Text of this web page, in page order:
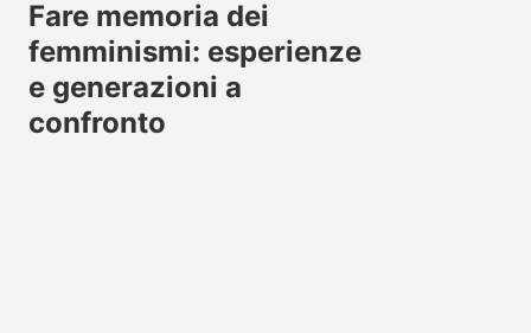
Fare memoria dei
femminismi: esperienze
e generazioni a
confronto